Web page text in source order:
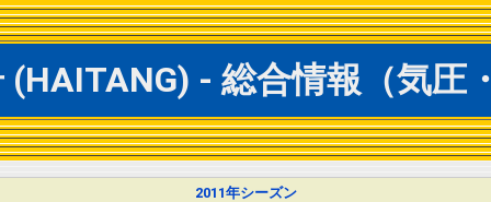
- 総合情報（気圧
2011年シーズン